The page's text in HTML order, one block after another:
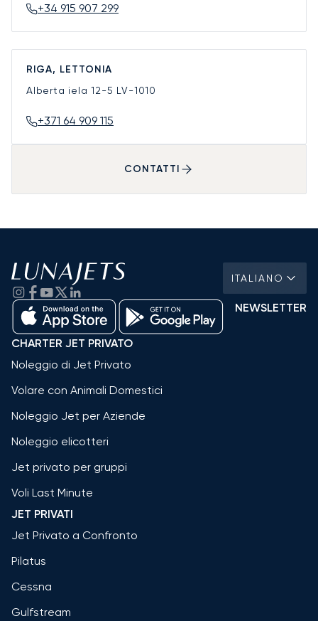
+34 915 907 299
RIGA, LETTONIA
Alberta iela 12-5 LV-1010
+371 64 909 115
CONTATTI
ITALIANO
NEWSLETTER
CHARTER JET PRIVATO
Noleggio di Jet Privato
Volare con Animali Domestici
Noleggio Jet per Aziende
Noleggio elicotteri
Jet privato per gruppi
Voli Last Minute
JET PRIVATI
Jet Privato a Confronto
Pilatus
Cessna
Gulfstream